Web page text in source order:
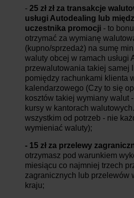
- 25 zł zł za transakcje
usługi Autodealing lub
uczestnika promocji - to
otrzymać za wymianę
(kupno/sprzedaż) na sumę
waluty obcej w ramach usługi
przewalutowania takiej samej
pomiędzy rachunkami klienta
kalendarzowego (Czy to się
kosztów takiej wymiany walut
kursy w kantorach
wszystkim od potrzeb - nie
wymieniać waluty);
- 15 zł za przelewy
otrzymasz pod warunkiem
miesiącu co najmniej trzech
zagranicznych lub przelewów
kraju;